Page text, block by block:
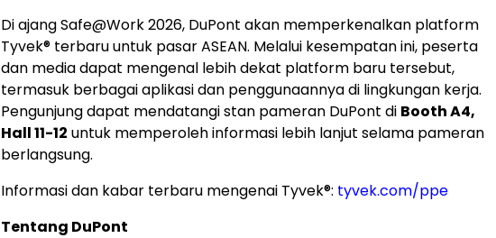
Di ajang Safe@Work 2026, DuPont akan memperkenalkan platform
Tyvek® terbaru untuk pasar ASEAN. Melalui kesempatan ini, peserta
dan media dapat mengenal lebih dekat platform baru tersebut,
termasuk berbagai aplikasi dan penggunaannya di lingkungan kerja.
Pengunjung dapat mendatangi stan pameran DuPont di Booth A4,
Hall 11-12 untuk memperoleh informasi lebih lanjut selama pameran
berlangsung.
Informasi dan kabar terbaru mengenai Tyvek®: tyvek.com/ppe
Tentang DuPont